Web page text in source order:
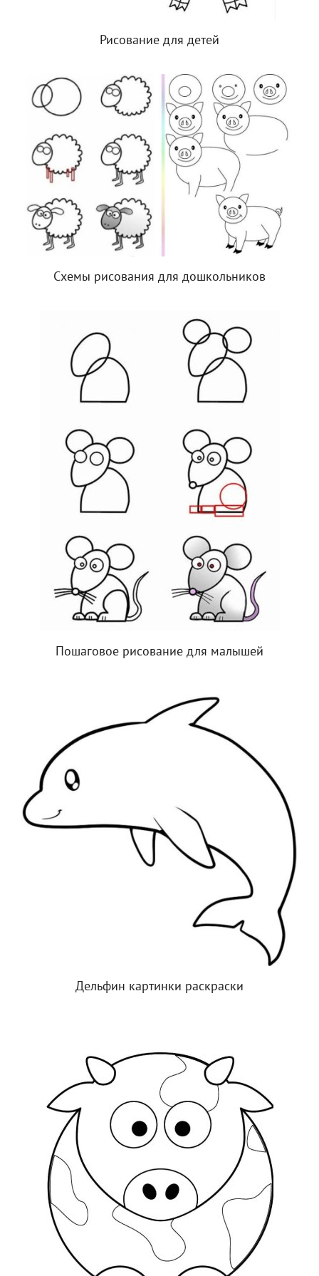
Рисование для детей
Схемы рисования для дошкольников
Пошаговое рисование для малышей
Дельфин картинки раскраски